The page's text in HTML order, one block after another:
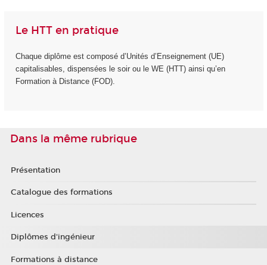
Le HTT en pratique
Chaque diplôme est composé d’Unités d’Enseignement (UE)
capitalisables, dispensées le soir ou le WE (HTT) ainsi qu’en
Formation à Distance (FOD).
Dans la même rubrique
Présentation
Catalogue des formations
Licences
Diplômes d'ingénieur
Formations à distance